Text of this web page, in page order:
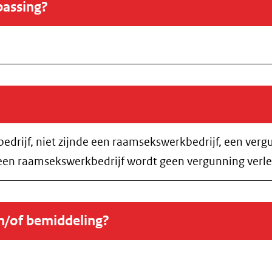
niet zijnde een raamsekswerkbedrijf, een
raamsekswerkbedrijf wordt geen vergunning
of bemiddeling?